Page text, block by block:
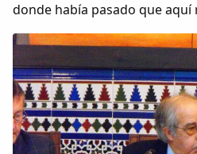
donde había pasado que aquí